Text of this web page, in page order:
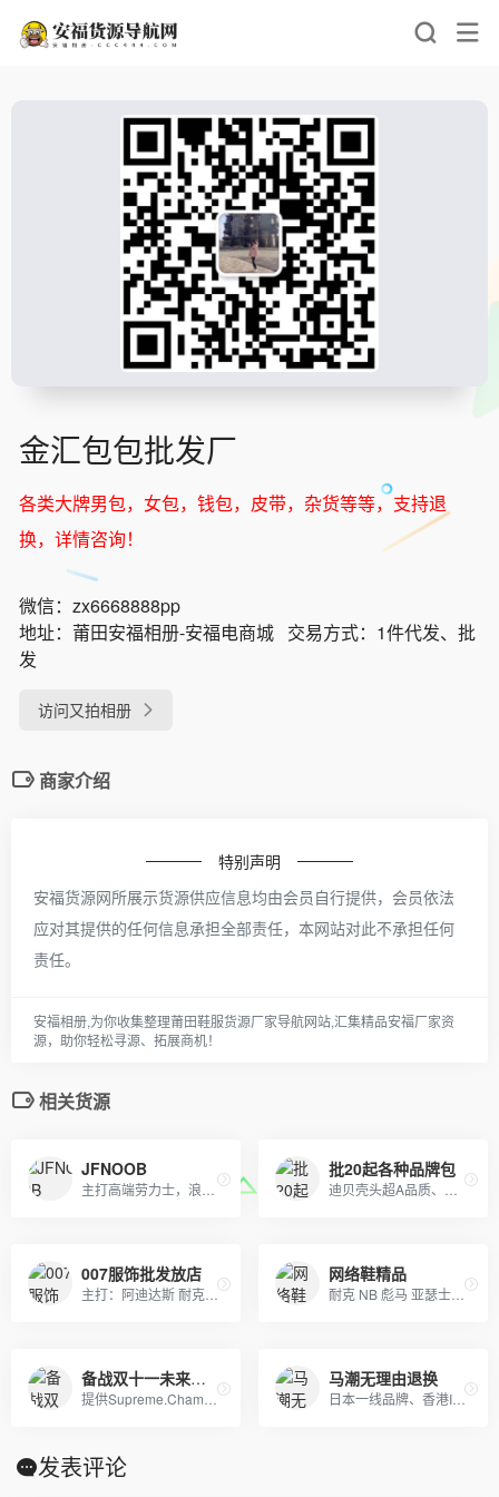
金汇包包批发厂
各类大牌男包，女包，钱包，皮带，杂货等等，支持退
换，详情咨询！
微信： zx6668888pp
地址： 莆田安福相册-安福电商城 交易方式： 1件代发、批
发
访问又拍相册
商家介绍
特别声明
安福货源网所展示货源供应信息均由会员自行提供，会员依法
应对其提供的任何信息承担全部责任，本网站对此不承担任何
责任。
安福相册,为你收集整理莆田鞋服货源厂家导航网站,汇集精品安福厂家资
源，助你轻松寻源、拓展商机！
相关货源
JFNOOB 批20起各种品牌包
007服饰批发放店 网络鞋精品
备战双十一未来服饰 马潮无理由退换
发表评论